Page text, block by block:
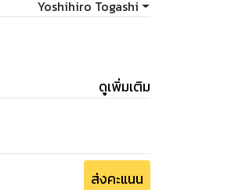
Yoshihiro Togashi
ดูเพิ่มเติม
ส่งคะแนน